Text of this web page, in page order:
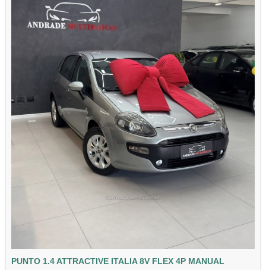
PUNTO 1.4 ATTRACTIVE ITALIA 8V FLEX 4P MANUAL